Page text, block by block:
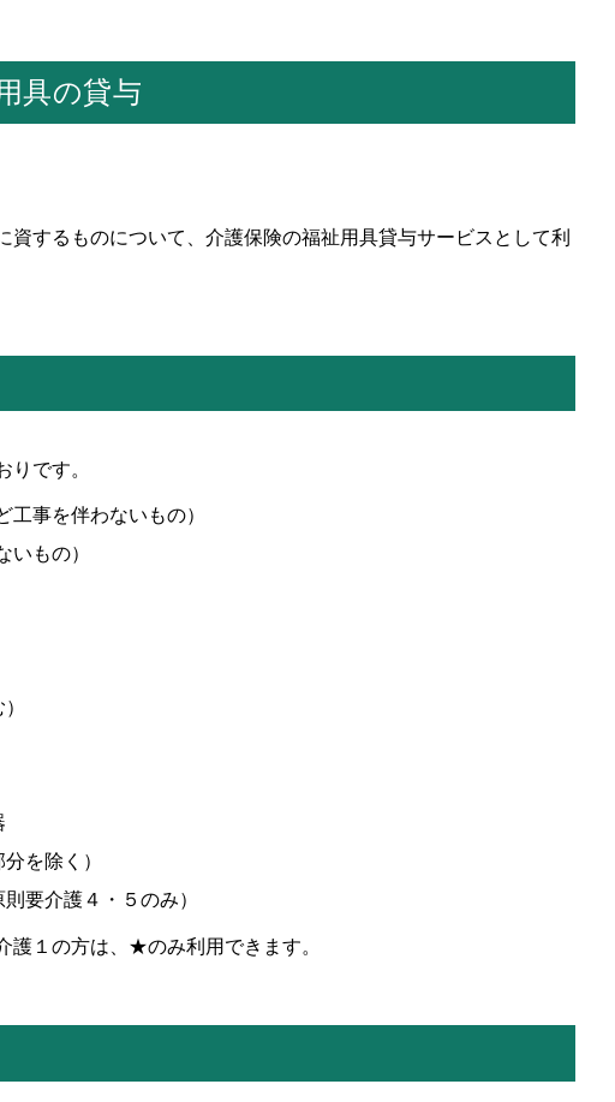
具の貸与
資するものについて、介護保険の福祉用具貸与サービスとして利
りです。
事を伴わないもの）
もの）
を除く）
要介護４・５のみ）
護１の方は、★のみ利用できます。